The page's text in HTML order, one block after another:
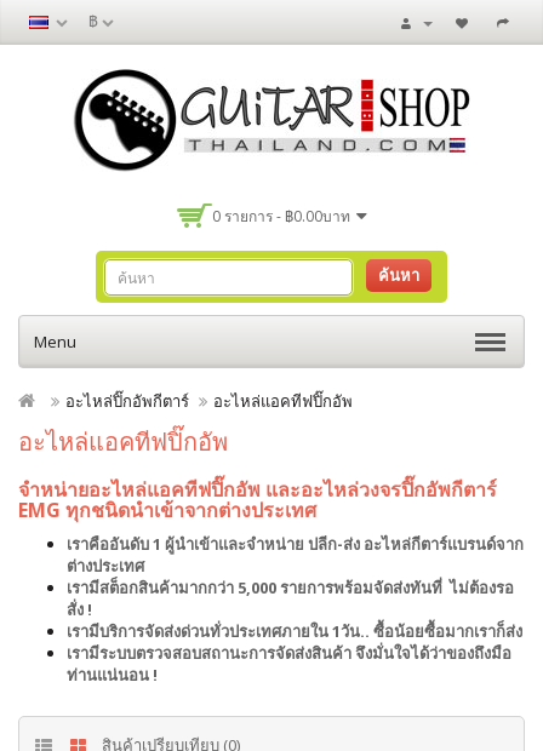
฿
0 รายการ - ฿0.00บาท
ค้นหา
Menu
อะไหล่ปิ๊กอัพกีตาร์ อะไหล่แอคทีฟปิ๊กอัพ
อะไหล่แอคทีฟปิ๊กอัพ
จำหน่ายอะไหล่แอคทีฟปิ๊กอัพ และอะไหล่วงจรปิ๊กอัพกีตาร์
EMG ทุกชนิดนำเข้าจากต่างประเทศ
เราคืออันดับ 1 ผู้นำเข้าและจำหน่าย ปลีก-ส่ง อะไหล่กีตาร์แบรนด์จาก
ต่างประเทศ
เรามีสต็อกสินค้ามากกว่า 5,000 รายการพร้อมจัดส่งทันที่ ไม่ต้องรอ
สั่ง !
เรามีบริการจัดส่งด่วนทั่วประเทศภายใน 1วัน.. ซื้อน้อยซื้อมากเราก็ส่ง
เรามีระบบตรวจสอบสถานะการจัดส่งสินค้า จึงมั่นใจได้ว่าของถึงมือ
ท่านแน่นอน !
สินค้าเปรียบเทียบ (0)